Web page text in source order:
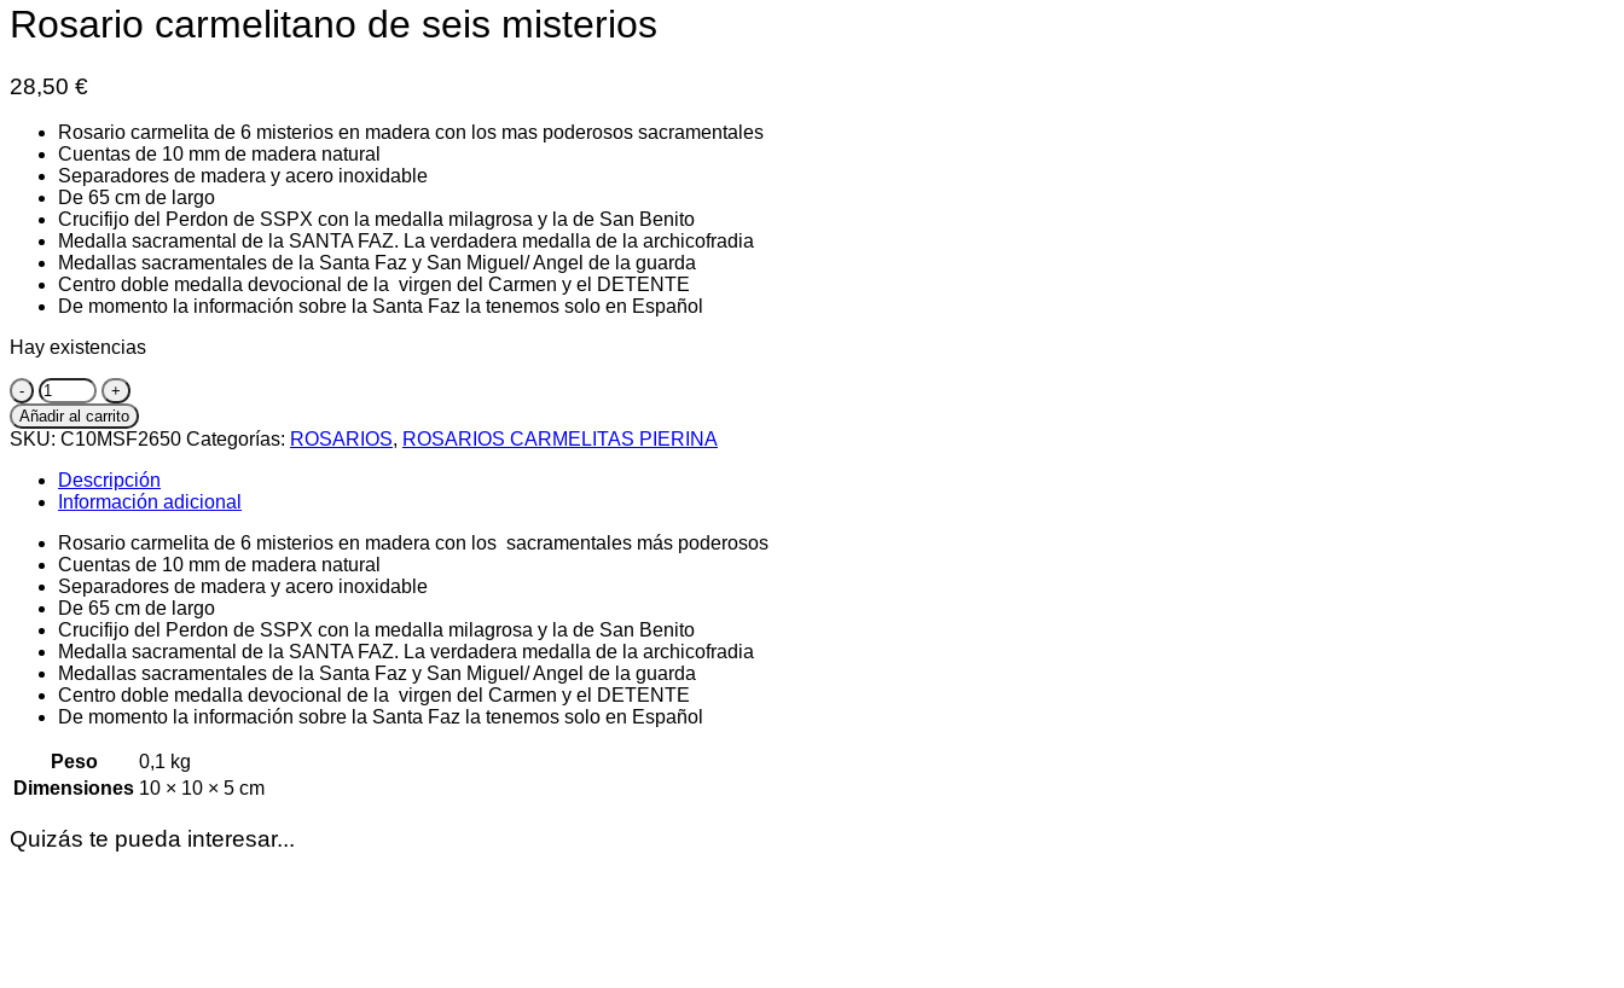
Rosario carmelitano de seis misterios
28,50 €
Rosario carmelita de 6 misterios en madera con los mas poderosos sacramentales
Cuentas de 10 mm de madera natural
Separadores de madera y acero inoxidable
De 65 cm de largo
Crucifijo del Perdon de SSPX con la medalla milagrosa y la de San Benito
Medalla sacramental de la SANTA FAZ. La verdadera medalla de la archicofradia
Medallas sacramentales de la Santa Faz y San Miguel/ Angel de la guarda
Centro doble medalla devocional de la virgen del Carmen y el DETENTE
De momento la información sobre la Santa Faz la tenemos solo en Español
Hay existencias
Rosario
carmelitano
de
seis
misterios
cantidad
Añadir al carrito
SKU: C10MSF2650 Categorías: ROSARIOS, ROSARIOS CARMELITAS PIERINA
Descripción
Información adicional
Rosario carmelita de 6 misterios en madera con los sacramentales más poderosos
Cuentas de 10 mm de madera natural
Separadores de madera y acero inoxidable
De 65 cm de largo
Crucifijo del Perdon de SSPX con la medalla milagrosa y la de San Benito
Medalla sacramental de la SANTA FAZ. La verdadera medalla de la archicofradia
Medallas sacramentales de la Santa Faz y San Miguel/ Angel de la guarda
Centro doble medalla devocional de la virgen del Carmen y el DETENTE
De momento la información sobre la Santa Faz la tenemos solo en Español
Peso
0,1 kg
Dimensiones 10 × 10 × 5 cm
Quizás te pueda interesar...